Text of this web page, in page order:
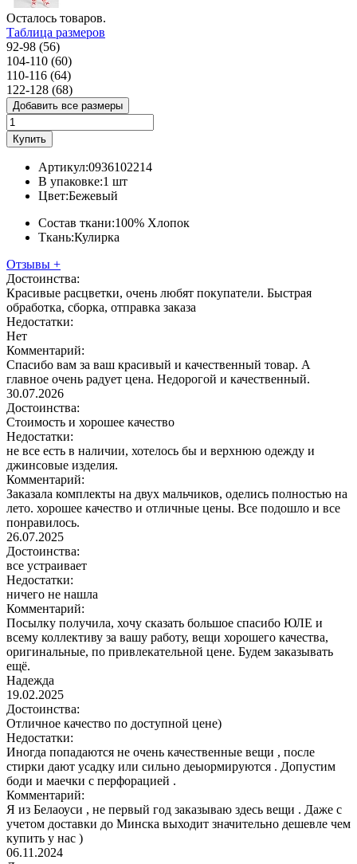
Осталось товаров.
Таблица размеров
92-98 (56)
104-110 (60)
110-116 (64)
122-128 (68)
Добавить все размеры
Купить
Артикул:0936102214
В упаковке:1 шт
Цвет:Бежевый
Состав ткани:100% Хлопок
Ткань:Кулирка
Отзывы +
Достоинства:
Красивые расцветки, очень любят покупатели. Быстрая
обработка, сборка, отправка заказа
Недостатки:
Нет
Комментарий:
Спасибо вам за ваш красивый и качественный товар. А
главное очень радует цена. Недорогой и качественный.
30.07.2026
Достоинства:
Стоимость и хорошее качество
Недостатки:
не все есть в наличии, хотелось бы и верхнюю одежду и
джинсовые изделия.
Комментарий:
Заказала комплекты на двух мальчиков, оделись полностью на
лето. хорошее качество и отличные цены. Все подошло и все
понравилось.
26.07.2025
Достоинства:
все устраивает
Недостатки:
ничего не нашла
Комментарий:
Посылку получила, хочу сказать большое спасибо ЮЛЕ и
всему коллективу за вашу работу, вещи хорошего качества,
оригинальные, по привлекательной цене. Будем заказывать
ещё.
Надежда
19.02.2025
Достоинства:
Отличное качество по доступной цене)
Недостатки:
Иногда попадаются не очень качественные вещи , после
стирки дают усадку или сильно деыормируются . Допустим
боди и маечки с перфорацией .
Комментарий:
Я из Белаоуси , не первый год заказываю здесь вещи . Даже с
учетом доставки до Минска выходит значительно дешевле чем
купить у нас )
06.11.2024